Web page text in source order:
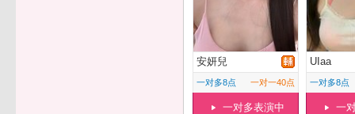
安妍兒
一对多8点 一对一40点
一对多表演中
UIaa
一对多8点
一